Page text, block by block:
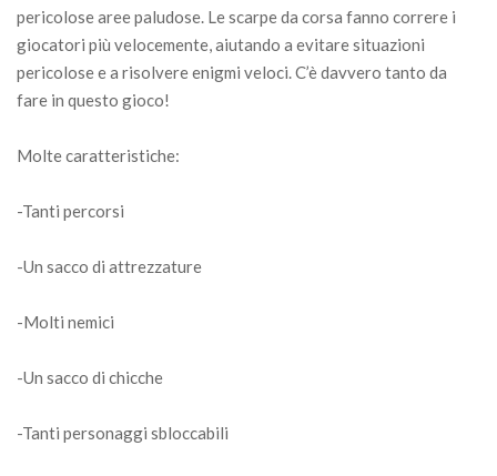
pericolose aree paludose. Le scarpe da corsa fanno correre i
giocatori più velocemente, aiutando a evitare situazioni
pericolose e a risolvere enigmi veloci. C’è davvero tanto da
fare in questo gioco!
Molte caratteristiche:
-Tanti percorsi
-Un sacco di attrezzature
-Molti nemici
-Un sacco di chicche
-Tanti personaggi sbloccabili